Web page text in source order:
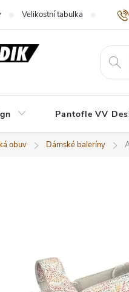
Velikostní tabulka
Pantofle VV
obuv Dámské baleríny